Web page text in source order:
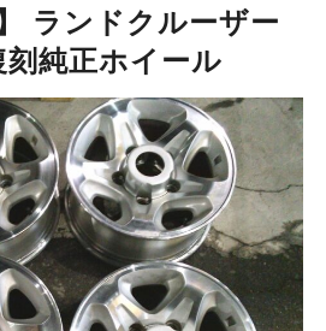
ランドクルーザー
純正ホイール